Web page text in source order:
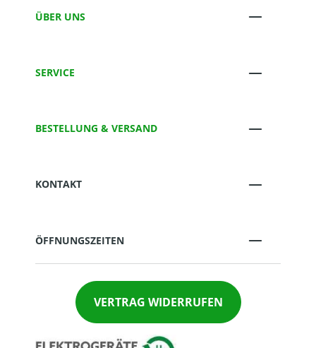
ÜBER UNS
SERVICE
BESTELLUNG & VERSAND
KONTAKT
ÖFFNUNGSZEITEN
VERTRAG WIDERRUFEN